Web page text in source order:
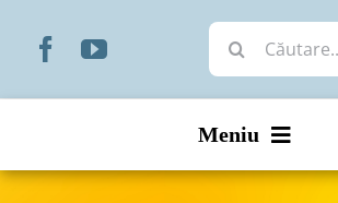
Cautare...
Meniu